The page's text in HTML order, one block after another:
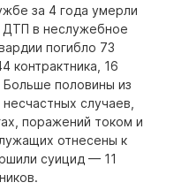
за 4 года умерли
в неслужебное
погибло 73
контрактника, 16
половины из
случаев,
поражений током и
отнесены к
суицид — 11